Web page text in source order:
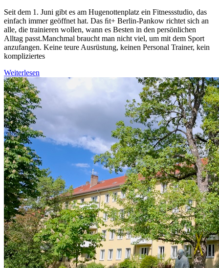
Seit dem 1. Juni gibt es am Hugenottenplatz ein Fitnessstudio, das
einfach immer geöffnet hat. Das ﬁt+ Berlin-Pankow richtet sich an
alle, die trainieren wollen, wann es Besten in den persönlichen
Alltag passt.Manchmal braucht man nicht viel, um mit dem Sport
anzufangen. Keine teure Ausrüstung, keinen Personal Trainer, kein
kompliziertes
Weiterlesen